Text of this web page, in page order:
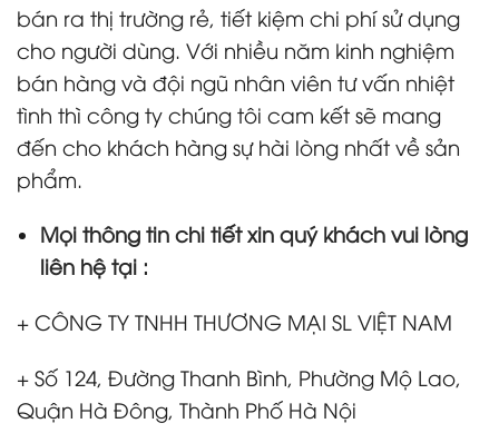
bán ra thị trường rẻ, tiết kiệm chi phí sử dụng
cho người dùng. Với nhiều năm kinh nghiệm
bán hàng và đội ngũ nhân viên tư vấn nhiệt
tình thì công ty chúng tôi cam kết sẽ mang
đến cho khách hàng sự hài lòng nhất về sản
phẩm.
Mọi thông tin chi tiết xin quý khách vui lòng
liên hệ tại :
+ CÔNG TY TNHH THƯƠNG MẠI SL VIỆT NAM
+ Số 124, Đường Thanh Bình, Phường Mộ Lao,
Quận Hà Đông, Thành Phố Hà Nội